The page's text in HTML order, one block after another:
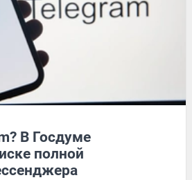
В Госдуме
полной